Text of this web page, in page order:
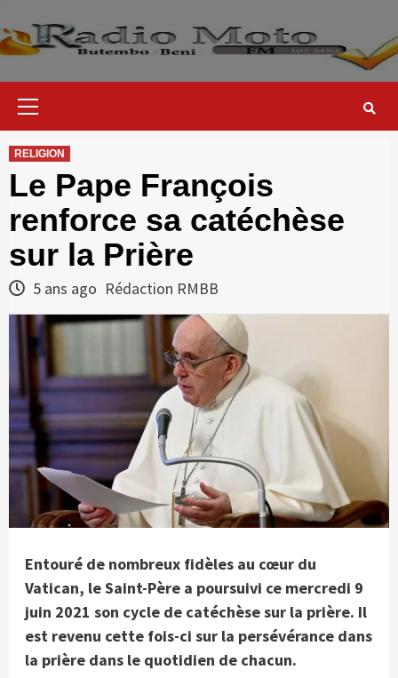
to
content
RELIGION
Le Pape François
renforce sa catéchèse
sur la Prière
5 ans ago Rédaction RMBB
Entouré de nombreux fidèles au cœur du
Vatican, le Saint-Père a poursuivi ce mercredi 9
juin 2021 son cycle de catéchèse sur la prière. Il
est revenu cette fois-ci sur la persévérance dans
la prière dans le quotidien de chacun.